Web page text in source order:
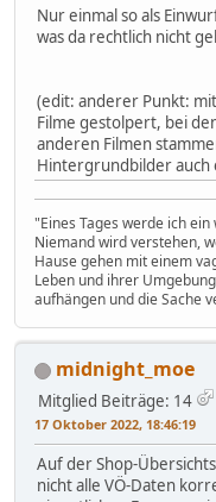
Nur einmal so als
was da rechtlich nicht
(edit: anderer Punkt:
Filme gestolpert, bei
anderen Filmen
Hintergrundbilder auch
"Eines Tages werde ich
Niemand wird verstehen,
Hause gehen mit einem
Leben und ihrer
aufhängen und die Sache
midnight_moe
Mitglied Beiträge: 14
17 Oktober 2022, 18:46:19
Auf der Shop-
nicht alle VÖ-Daten